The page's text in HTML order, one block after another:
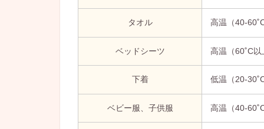
タオル 高温（40-
ベッドシーツ 高温（60˚C以
下着 低温（20-
ベビー服、子供服 高温（40-